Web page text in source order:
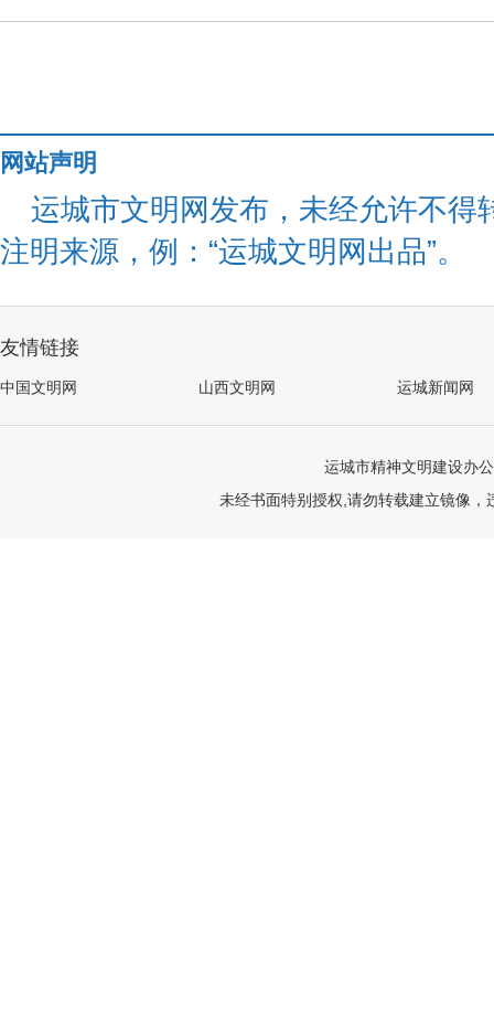
网站声明
运城市文明网发布，未经允许不得
注明来源，例：“运城文明网出品”。
友情链接
中国文明网 山西文明网 运城新闻网
运城市精神文明建设办
未经书面特别授权,请勿转载建立镜像